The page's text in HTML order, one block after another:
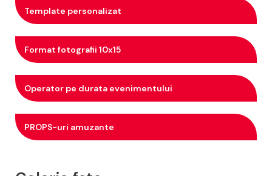
Template personalizat
Format fotografii 10x15
Operator pe durata evenimentului
PROPS-uri amuzante